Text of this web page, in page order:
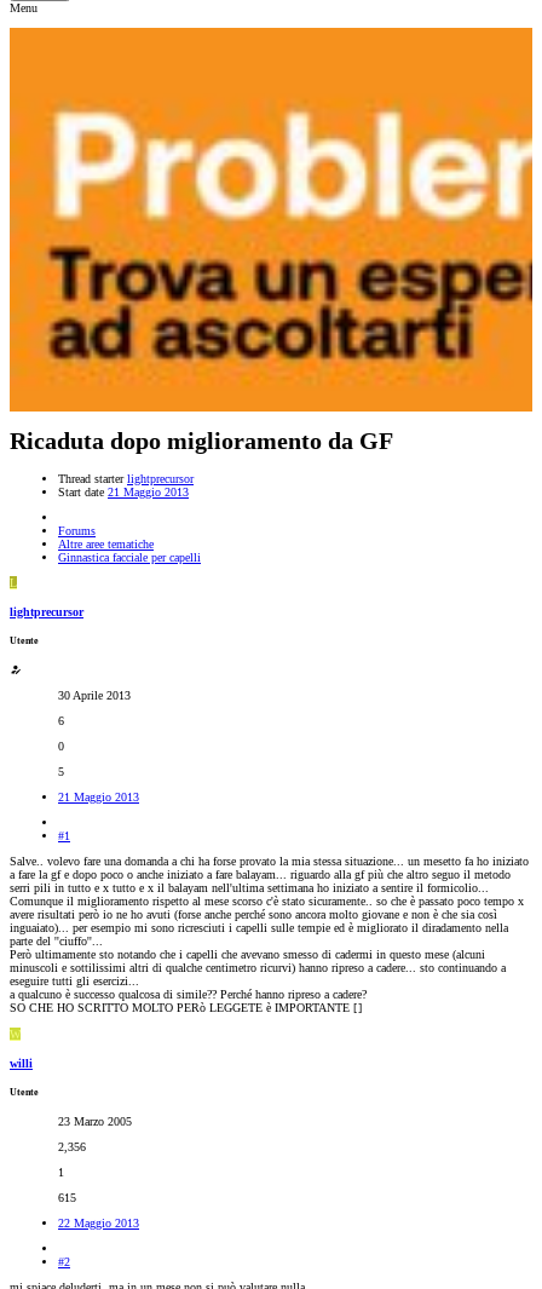
Menu
Ricaduta dopo miglioramento da GF
Thread starter lightprecursor
Start date 21 Maggio 2013
Forums
Altre aree tematiche
Ginnastica facciale per capelli
L
lightprecursor
Utente
30 Aprile 2013
6
0
5
21 Maggio 2013
#1
Salve.. volevo fare una domanda a chi ha forse provato la mia stessa situazione... un mesetto fa ho iniziato
a fare la gf e dopo poco o anche iniziato a fare balayam... riguardo alla gf più che altro seguo il metodo
serri pili in tutto e x tutto e x il balayam nell'ultima settimana ho iniziato a sentire il formicolio...
Comunque il miglioramento rispetto al mese scorso c'è stato sicuramente.. so che è passato poco tempo x
avere risultati però io ne ho avuti (forse anche perché sono ancora molto giovane e non è che sia così
inguaiato)... per esempio mi sono ricresciuti i capelli sulle tempie ed è migliorato il diradamento nella
parte del ''ciuffo''...
Però ultimamente sto notando che i capelli che avevano smesso di cadermi in questo mese (alcuni
minuscoli e sottilissimi altri di qualche centimetro ricurvi) hanno ripreso a cadere... sto continuando a
eseguire tutti gli esercizi...
a qualcuno è successo qualcosa di simile?? Perché hanno ripreso a cadere?
SO CHE HO SCRITTO MOLTO PERò LEGGETE è IMPORTANTE []
W
willi
Utente
23 Marzo 2005
2,356
1
615
22 Maggio 2013
#2